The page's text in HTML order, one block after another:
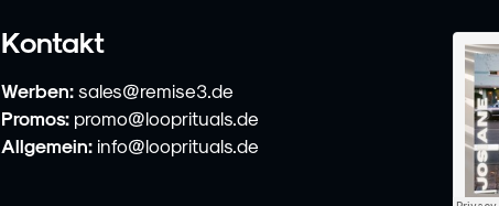
Kontakt
Werben: sales@remise3.de
Promos: promo@looprituals.de
Allgemein: info@looprituals.de